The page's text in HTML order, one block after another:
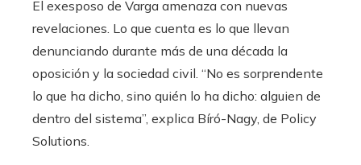
El exesposo de Varga amenaza con nuevas
revelaciones. Lo que cuenta es lo que llevan
denunciando durante más de una década la
oposición y la sociedad civil. “No es sorprendente
lo que ha dicho, sino quién lo ha dicho: alguien de
dentro del sistema”, explica Bíró-Nagy, de Policy
Solutions.